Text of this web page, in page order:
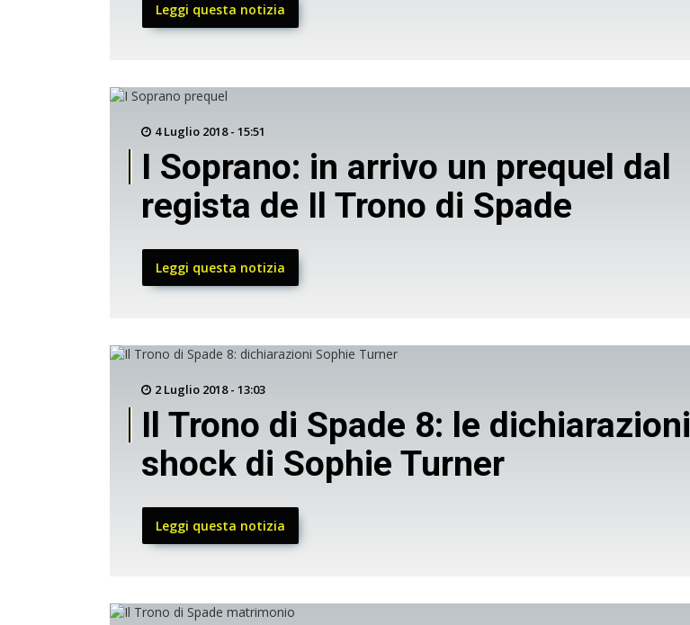
Leggi questa notizia
4 Luglio 2018 - 15:51
I Soprano: in arrivo un prequel dal
regista de Il Trono di Spade
Leggi questa notizia
2 Luglio 2018 - 13:03
Il Trono di Spade 8: le dichiarazioni
shock di Sophie Turner
Leggi questa notizia